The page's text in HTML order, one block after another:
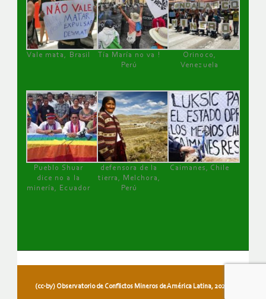
Vale mata, Brasil
Tía María no va !
Perú
Orinoco,
Venezuela
Pueblo Shuar
dice no a la
minería, Ecuador
defensora de la
tierra, Melchora,
Perú
Caimanes, Chile
(cc-by) Observatorio de Conflictos Mineros de América Latina, 2026